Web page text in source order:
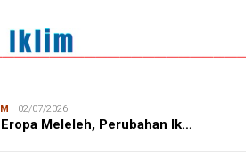
02/07/2026
Meleleh, Perubahan Ik…